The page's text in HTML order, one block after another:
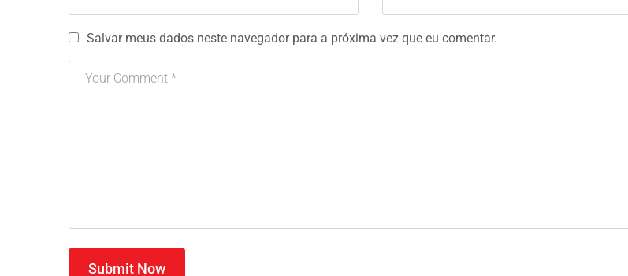
Salvar meus dados neste navegador para a próxima vez que eu comentar.
Submit Now